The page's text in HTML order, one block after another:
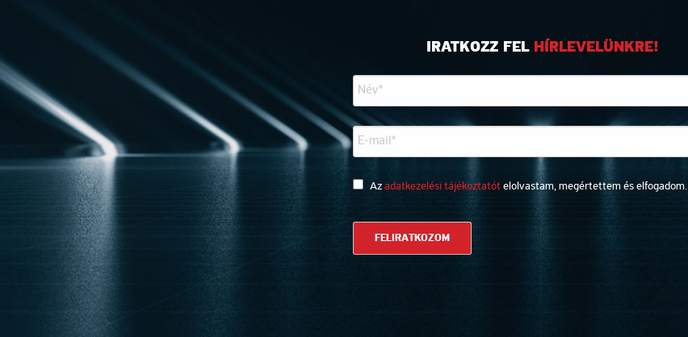
IRATKOZZ FEL HÍRLEVELÜNKRE!
Az adatkezelési tájékoztatót elolvastam, megértettem és elfogadom.